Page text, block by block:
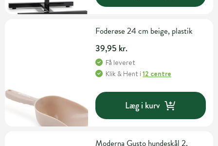
Foderøse 24 cm beige, plastik
39,95 kr.
Få leveret
Klik & Hent i12 centre
Læg i kurv
Moderna Gusto hundeskål 2,